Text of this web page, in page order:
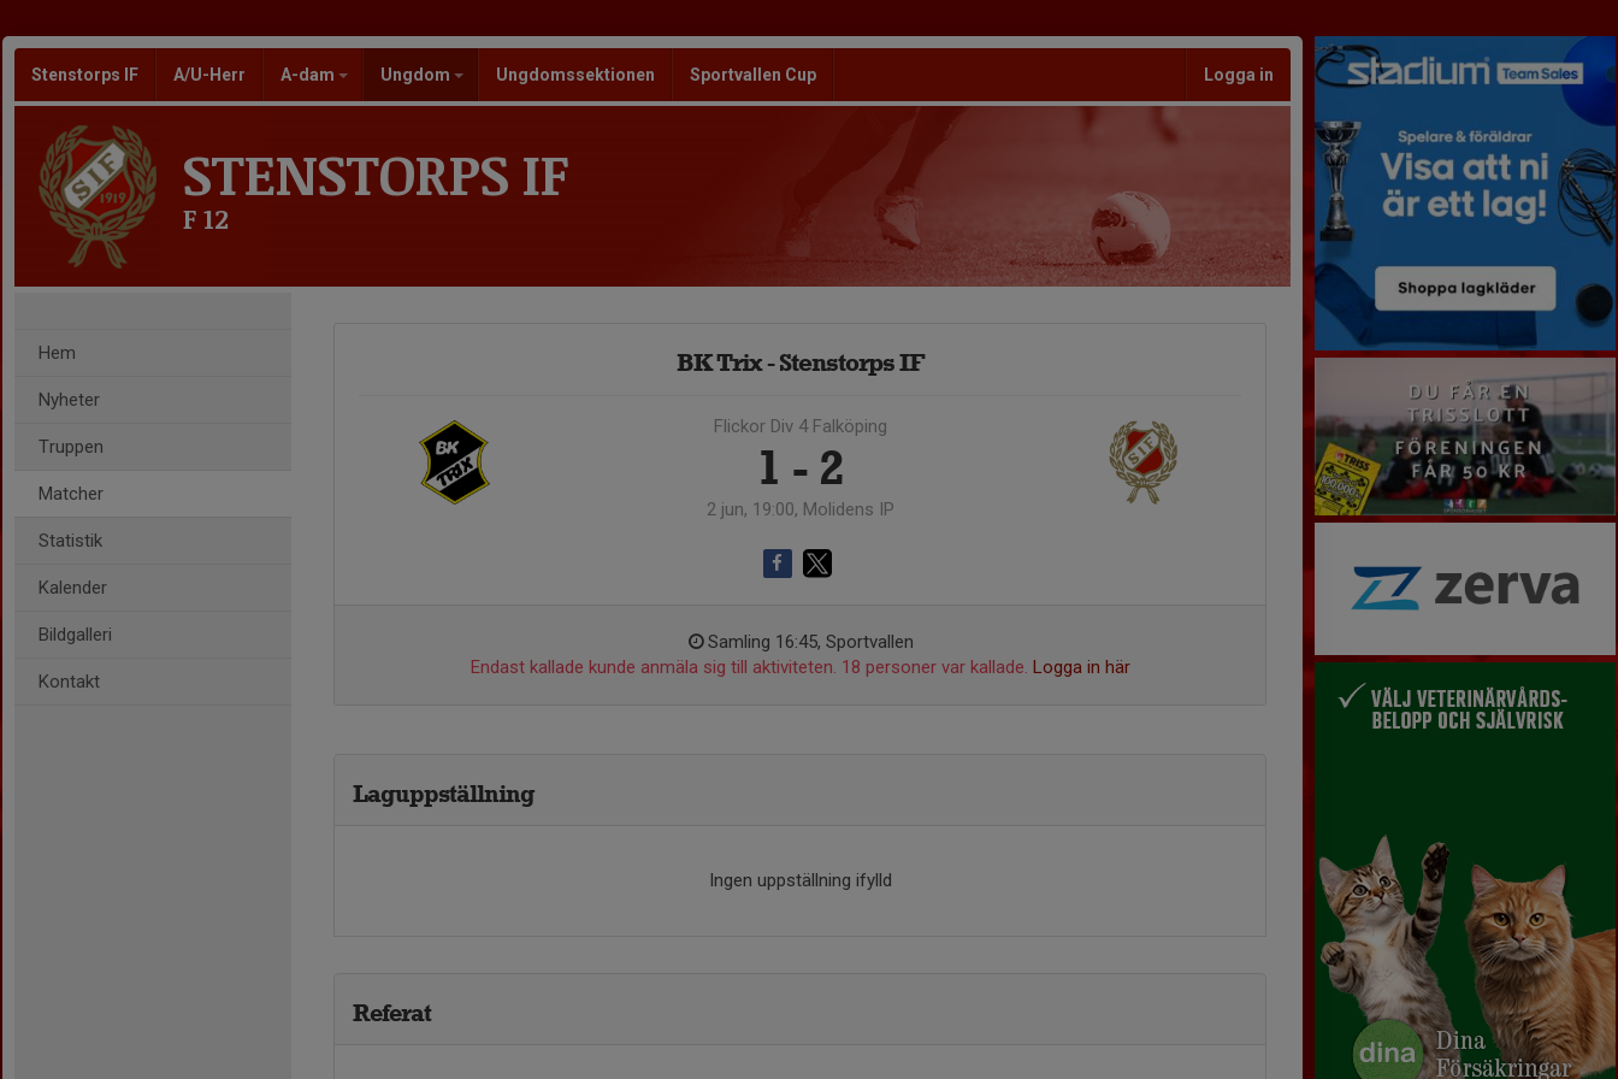
Stenstorps IF A/U-Herr A-dam Ungdom Ungdomssektionen Sportvallen Cup Logga in
STENSTORPS IF
F 12
Hem
Nyheter
Truppen
Matcher
Statistik
Kalender
Bildgalleri
Kontakt
BK Trix - Stenstorps IF
Flickor Div 4 Falköping
1 - 2
2 jun, 19:00, Molidens IP
Samling 16:45, Sportvallen
Endast kallade kunde anmäla sig till aktiviteten. 18 personer var kallade. Logga in här
Laguppställning
Ingen uppställning ifylld
Referat